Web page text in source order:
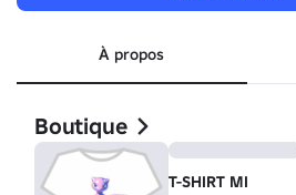
À propos
Boutique
T-SHIRT MI